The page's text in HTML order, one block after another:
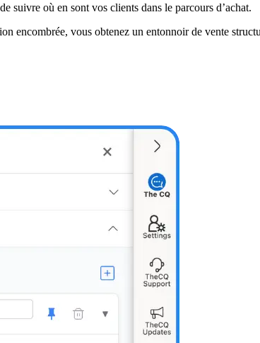
suivre où en sont vos clients dans le parcours d’achat.
encombrée, vous obtenez un entonnoir de vente